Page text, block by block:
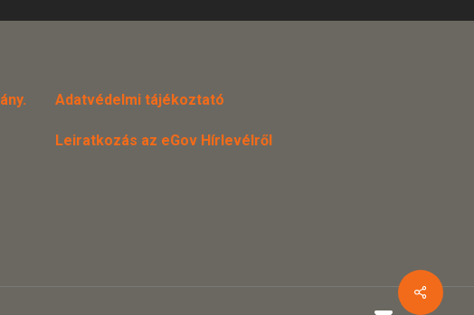
Adatvédelmi tájékoztató
Leiratkozás az eGov Hírlevélről